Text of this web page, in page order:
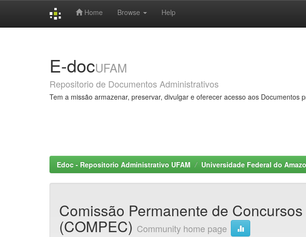
Home Browse Help
E-docUFAM
Repositorio de Documentos Administrativos
Tem a missão armazenar, preservar, divulgar e oferecer acesso aos Documentos
Edoc - Repositorio Administrativo UFAM Universidade Federal do
Comissão Permanente de Concursos
(COMPEC) Community home page